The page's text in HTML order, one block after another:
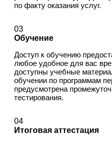
по факту оказания услуг.
03
Обучение
Доступ к обучению
любое удобное для вас
доступны учебные
обучении по программам
предусмотрена
тестирования.
04
Итоговая аттестация